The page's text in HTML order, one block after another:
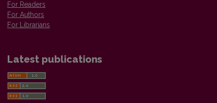
For Readers
For Authors
For Librarians
Latest publications